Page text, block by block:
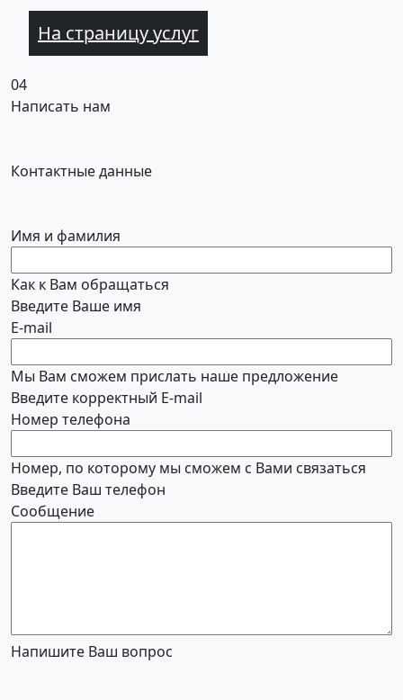
На страницу услуг
04
Написать нам
Контактные данные
Имя и фамилия
Как к Вам обращаться
Введите Ваше имя
E-mail
Мы Вам сможем прислать наше предложение
Введите корректный E-mail
Номер телефона
Номер, по которому мы сможем с Вами связаться
Введите Ваш телефон
Сообщение
Напишите Ваш вопрос